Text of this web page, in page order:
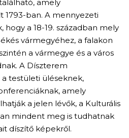
amely
1793-ban. A mennyezeti
a 18-19. században mely
vármegyéhez, a falakon
a vármegye és a város
A Díszterem
testületi üléseknek,
amely
a jelen lévők, a Kulturális
mindent meg is tudhatnak
díszítő képekről.